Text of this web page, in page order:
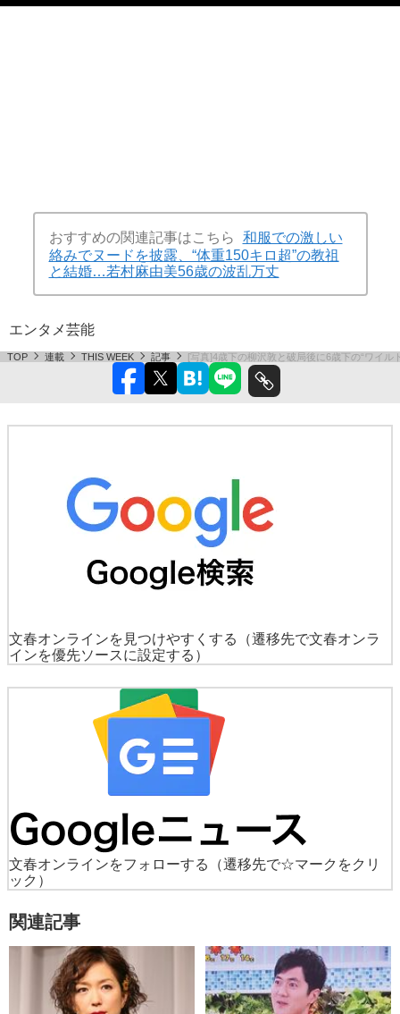
おすすめの関連記事はこちら
和服での激しい
絡みでヌードを披露、“体重150キロ超”の教祖
と結婚…若村麻由美56歳の波乱万丈
エンタメ芸能
TOP 連載 THIS WEEK 記事 [写真]4歳下の柳沢敦と破局後に6歳下の“ワイ
文春オンラインを見つけやすくする
（遷移先で文春オンラ
インを優先ソースに設定する）
文春オンラインをフォローする
（遷移先で☆マークをクリ
ック）
関連記事